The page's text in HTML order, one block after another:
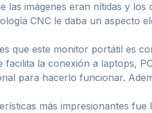
las imágenes eran nítidas y
CNC le daba un aspecto
que este monitor portátil es
facilita la conexión a laptops,
para hacerlo funcionar.
más impresionantes